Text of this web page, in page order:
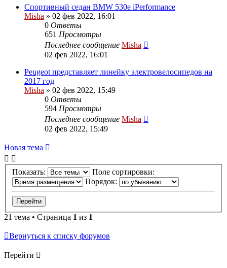
Спортивный седан BMW 530e iPerformance
Misha » 02 фев 2022, 16:01
0 Ответы
651 Просмотры
Последнее сообщение Misha
02 фев 2022, 16:01
Peugeot представляет линейку электровелосипедов на
2017 год
Misha » 02 фев 2022, 15:49
0 Ответы
594 Просмотры
Последнее сообщение Misha
02 фев 2022, 15:49
Новая тема
Показать:
Поле сортировки:
Порядок:
21 тема • Страница 1 из 1
Вернуться к списку форумов
Перейти